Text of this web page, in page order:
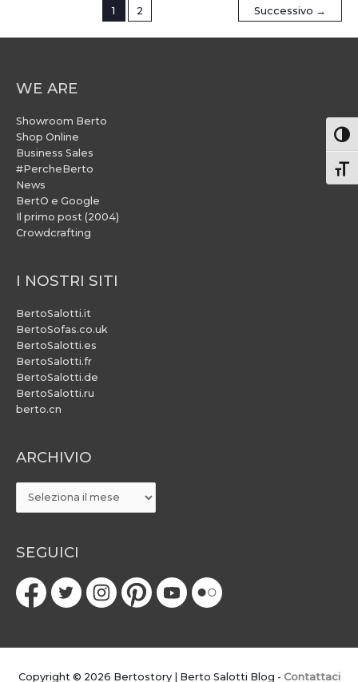
1 2 Successivo →
WE ARE
Showroom Berto
Shop Online
Business Sales
#PercheBerto
News
BertO e Google
Il primo post (2004)
Crowdcrafting
I NOSTRI SITI
BertoSalotti.it
BertoSofas.co.uk
BertoSalotti.es
BertoSalotti.fr
BertoSalotti.de
BertoSalotti.ru
berto.cn
ARCHIVIO
ARCHIVIO
SEGUICI
Copyright © 2026 Bertostory | Berto Salotti Blog - Contattaci